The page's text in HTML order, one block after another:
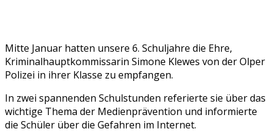
Mitte Januar hatten unsere 6. Schuljahre die Ehre,
Kriminalhauptkommissarin Simone Klewes von der Olper
Polizei in ihrer Klasse zu empfangen.
In zwei spannenden Schulstunden referierte sie über das
wichtige Thema der Medienprävention und informierte
die Schüler über die Gefahren im Internet.